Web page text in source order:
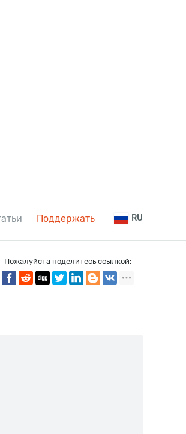
Поддержать RU
Пожалуйста поделитесь ссылкой: